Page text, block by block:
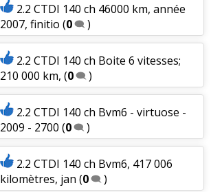
2.2 CTDI 140 ch 46000 km, année
2007, finitio (0 )
2.2 CTDI 140 ch Boite 6 vitesses;
210 000 km, (0 )
2.2 CTDI 140 ch Bvm6 - virtuose -
2009 - 2700 (0 )
2.2 CTDI 140 ch Bvm6, 417 006
kilomètres, jan (0 )